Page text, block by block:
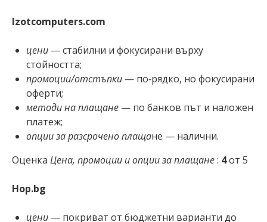
Izotcomputers.com
цени — стабилни и фокусирани върху
стойността;
промоции/отстъпки — по‑рядко, но фокусирани
оферти;
методи на плащане — по банков път и наложен
платеж;
опции за разсрочено плащане — налични.
Оценка Цена, промоции и опции за плащане: 4от 5
Hop.bg
цени — покриват от бюджетни варианти до